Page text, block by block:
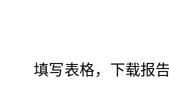
填写表格，下载报